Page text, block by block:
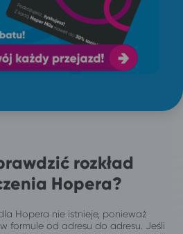
rozkład
Hopera?
Hopera nie istnieje, ponieważ
formule od adresu do adresu. Jeśli